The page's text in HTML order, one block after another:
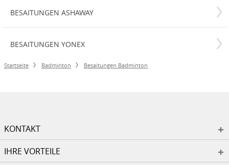
BESAITUNGEN ASHAWAY
BESAITUNGEN YONEX
Startseite Badminton Besaitungen Badminton
KONTAKT
IHRE VORTEILE